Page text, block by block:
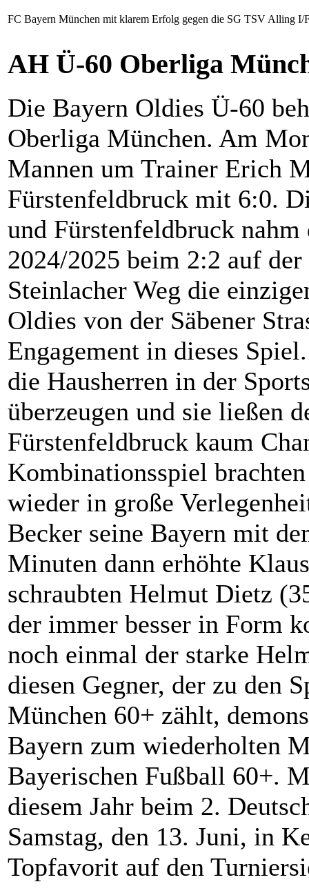
FC Bayern München mit klarem Erfolg gegen die SG TSV Alling I/
AH Ü-60 Oberliga
Die Bayern Oldies Ü-60
Oberliga München. Am
Mannen um Trainer Erich
Fürstenfeldbruck mit 6:0.
und Fürstenfeldbruck
2024/2025 beim 2:2 auf
Steinlacher Weg die
Oldies von der Säbener
Engagement in dieses
die Hausherren in der
überzeugen und sie ließen
Fürstenfeldbruck kaum
Kombinationsspiel
wieder in große
Becker seine Bayern mit
Minuten dann erhöhte
schraubten Helmut Dietz
der immer besser in Form
noch einmal der starke
diesen Gegner, der zu den
München 60+ zählt,
Bayern zum wiederholten
Bayerischen Fußball 60+.
diesem Jahr beim 2.
Samstag, den 13. Juni, in
Topfavorit auf den